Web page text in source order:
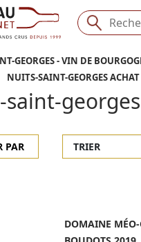
GEORGES - VIN DE
NUITS-SAINT-GEORGES
saint-georges
PAR
DOMAINE